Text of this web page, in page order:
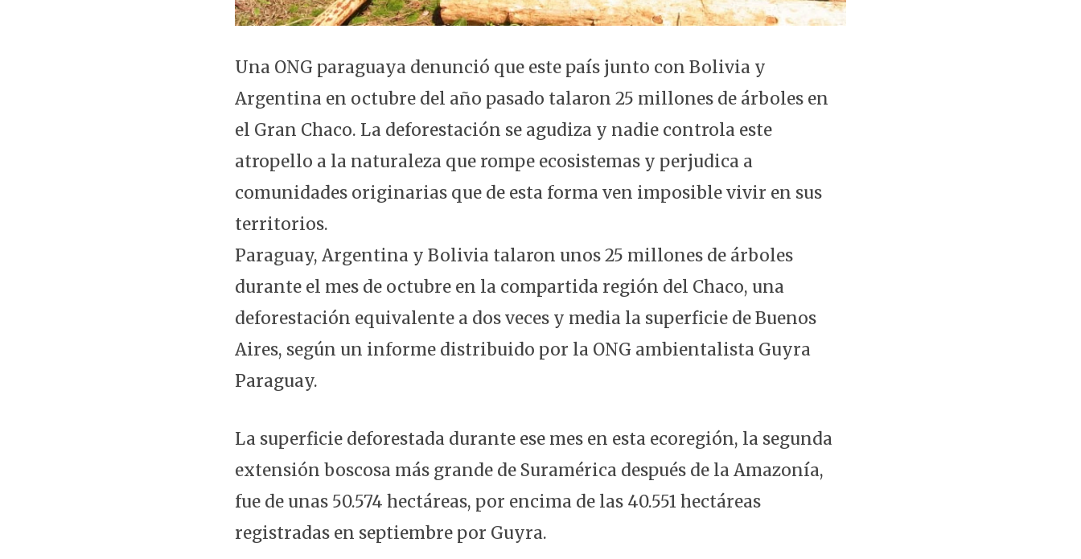
Una ONG paraguaya denunció que este país junto con Bolivia y
Argentina en octubre del año pasado talaron 25 millones de árboles en
el Gran Chaco. La deforestación se agudiza y nadie controla este
atropello a la naturaleza que rompe ecosistemas y perjudica a
comunidades originarias que de esta forma ven imposible vivir en sus
territorios.
Paraguay, Argentina y Bolivia talaron unos 25 millones de árboles
durante el mes de octubre en la compartida región del Chaco, una
deforestación equivalente a dos veces y media la superficie de Buenos
Aires, según un informe distribuido por la ONG ambientalista Guyra
Paraguay.
La superficie deforestada durante ese mes en esta ecoregión, la segunda
extensión boscosa más grande de Suramérica después de la Amazonía,
fue de unas 50.574 hectáreas, por encima de las 40.551 hectáreas
registradas en septiembre por Guyra.